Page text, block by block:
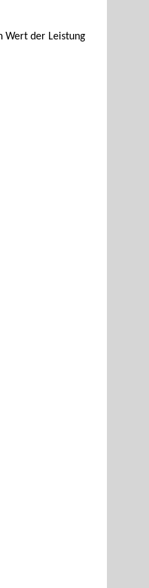
Wert der Leistung